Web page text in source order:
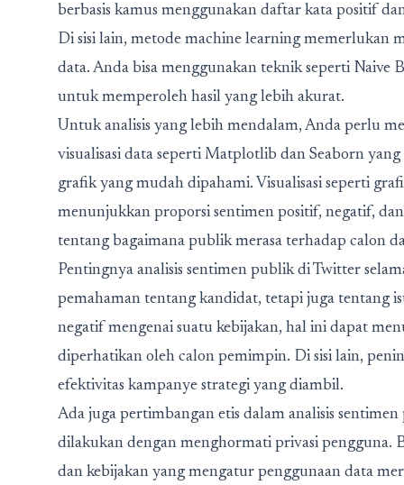
berbasis kamus menggunakan daftar kata positif
Di sisi lain, metode machine learning memerlukan
data. Anda bisa menggunakan teknik seperti Naive
untuk memperoleh hasil yang lebih akurat.
Untuk analisis yang lebih mendalam, Anda perlu
visualisasi data seperti Matplotlib dan Seaborn
grafik yang mudah dipahami. Visualisasi seperti
menunjukkan proporsi sentimen positif, negatif,
tentang bagaimana publik merasa terhadap calon
Pentingnya analisis sentimen publik di Twitter
pemahaman tentang kandidat, tetapi juga tentang
negatif mengenai suatu kebijakan, hal ini dapat
diperhatikan oleh calon pemimpin. Di sisi lain,
efektivitas kampanye strategi yang diambil.
Ada juga pertimbangan etis dalam analisis
dilakukan dengan menghormati privasi pengguna.
dan kebijakan yang mengatur penggunaan data